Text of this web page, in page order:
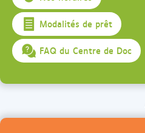
Modalités de prêt
FAQ du Centre de Doc